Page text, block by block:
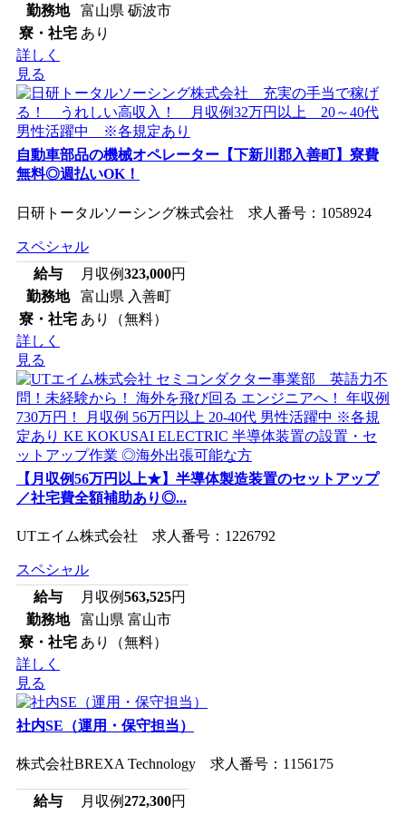
勤務地
富山県 砺波市
寮・社宅 あり
詳しく
見る
自動車部品の機械オペレーター【下新川郡入善町】寮費
無料◎週払いOK！
日研トータルソーシング株式会社 求人番号：1058924
スペシャル
給与
月収例323,000円
勤務地
富山県 入善町
寮・社宅 あり（無料）
詳しく
見る
【月収例56万円以上★】半導体製造装置のセットアップ
／社宅費全額補助あり◎...
UTエイム株式会社 求人番号：1226792
スペシャル
給与
月収例563,525円
勤務地
富山県 富山市
寮・社宅 あり（無料）
詳しく
見る
社内SE（運用・保守担当）
株式会社BREXA Technology 求人番号：1156175
給与 月収例272,300円